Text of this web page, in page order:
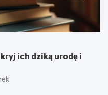
ich dziką urodę i